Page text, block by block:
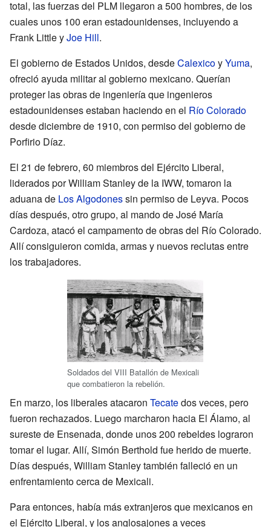
total, las fuerzas del PLM llegaron a 500 hombres, de los
cuales unos 100 eran estadounidenses, incluyendo a
Frank Little yJoe Hill.
El gobierno de Estados Unidos, desdeCalexicoyYuma,
ofreció ayuda militar al gobierno mexicano. Querían
proteger las obras de ingeniería que ingenieros
estadounidenses estaban haciendo en el Río Colorado
desde diciembre de 1910, con permiso del gobierno de
Porfirio Díaz.
El 21 de febrero, 60 miembros del Ejército Liberal,
liderados por William Stanley de la IWW, tomaron la
aduana de Los Algodonessin permiso de Leyva. Pocos
días después, otro grupo, al mando de José María
Cardoza, atacó el campamento de obras del Río Colorado.
Allí consiguieron comida, armas y nuevos reclutas entre
los trabajadores.
Soldados del VIII Batallón de Mexicali
que combatieron la rebelión.
En marzo, los liberales atacaron Tecatedos veces, pero
fueron rechazados. Luego marcharon hacia El Álamo, al
sureste de Ensenada, donde unos 200 rebeldes lograron
tomar el lugar. Allí, Simón Berthold fue herido de muerte.
Días después, William Stanley también falleció en un
enfrentamiento cerca de Mexicali.
Para entonces, había más extranjeros que mexicanos en
el Ejército Liberal, y los anglosajones a veces